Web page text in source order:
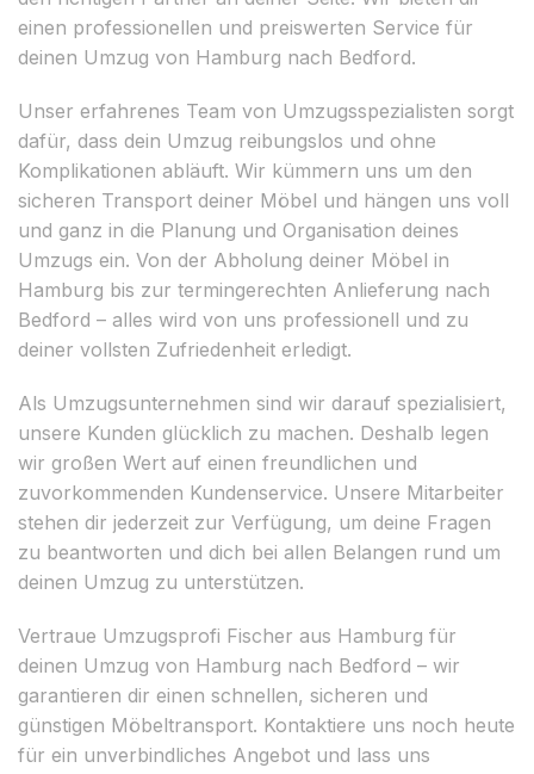
einen professionellen und preiswerten Service für
deinen Umzug von Hamburg nach Bedford.
Unser erfahrenes Team von Umzugsspezialisten sorgt
dafür, dass dein Umzug reibungslos und ohne
Komplikationen abläuft. Wir kümmern uns um den
sicheren Transport deiner Möbel und hängen uns voll
und ganz in die Planung und Organisation deines
Umzugs ein. Von der Abholung deiner Möbel in
Hamburg bis zur termingerechten Anlieferung nach
Bedford – alles wird von uns professionell und zu
deiner vollsten Zufriedenheit erledigt.
Als Umzugsunternehmen sind wir darauf spezialisiert,
unsere Kunden glücklich zu machen. Deshalb legen
wir großen Wert auf einen freundlichen und
zuvorkommenden Kundenservice. Unsere Mitarbeiter
stehen dir jederzeit zur Verfügung, um deine Fragen
zu beantworten und dich bei allen Belangen rund um
deinen Umzug zu unterstützen.
Vertraue Umzugsprofi Fischer aus Hamburg für
deinen Umzug von Hamburg nach Bedford – wir
garantieren dir einen schnellen, sicheren und
günstigen Möbeltransport. Kontaktiere uns noch heute
für ein unverbindliches Angebot und lass uns